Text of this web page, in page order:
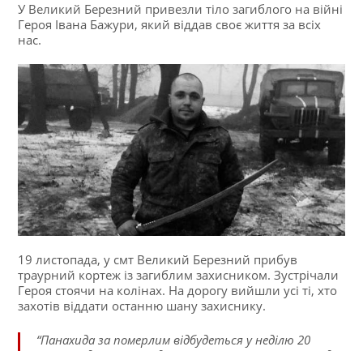
У Великий Березний привезли тіло загиблого на війні
Героя Івана Бажури, який віддав своє життя за всіх
нас.
19 листопада, у смт Великий Березний прибув
траурний кортеж із загиблим захисником. Зустрічали
Героя стоячи на колінах. На дорогу вийшли усі ті, хто
захотів віддати останню шану захиснику.
“Панахида за померлим відбудеться у неділю 20